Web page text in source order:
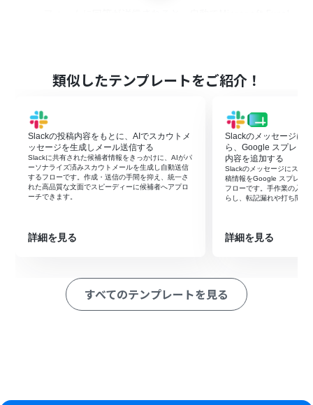
データの正確性を維持します
はじめに、お使いのMicrosoft ExcelアカウントをYoomと
連携します
次に、トリガーでYoomの標準機能である「フォーム」を
選択し、「回答が送信されたら」というアクションを設定
します
最後に、オペレーションでMicrosoft Excelを選択し、
Excelシートのどの列に格納するかを設定します
■このワークフローのカスタムポイント
定してください。また、フォームの各回答をExcelのどの
類似したテンプレートをご紹介！
Slackの投稿内容をもとに、AIでスカウトメ
ッセージを生成しメール送信する
Slackに共有された候補者情報をきっかけに、AIがパ
ーソナライズ済みスカウトメールを生成し自動送信
するフローです。作成・送信の手間を抑え、統一さ
れた高品質な文面でスピーディーに候補者へアプロ
ーチできます。
詳細を見る
Slackのメッセージに
ら、Google スプレッ
内容を追加する
Slackのメッセージにスタ
稿情報をGoogle スプレッ
フローです。手作業の入力
らし、転記漏れや打ち間違
詳細を見る
すべてのテンプレートを見る